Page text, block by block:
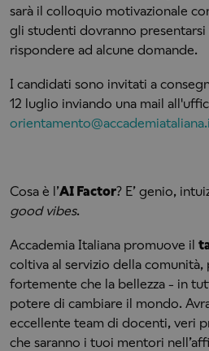
sarà il colloquio motivazionale
gli studenti dovranno
rispondere ad alcune domande.
I candidati sono invitati a
12 luglio inviando una mail
Cosa è l’AI Factor? E’ genio,
good vibes.
Accademia Italiana promuove il
coltiva al servizio della comunità,
fortemente che la bellezza - in
potere di cambiare il mondo.
eccellente team di docenti, veri
che saranno i tuoi mentori